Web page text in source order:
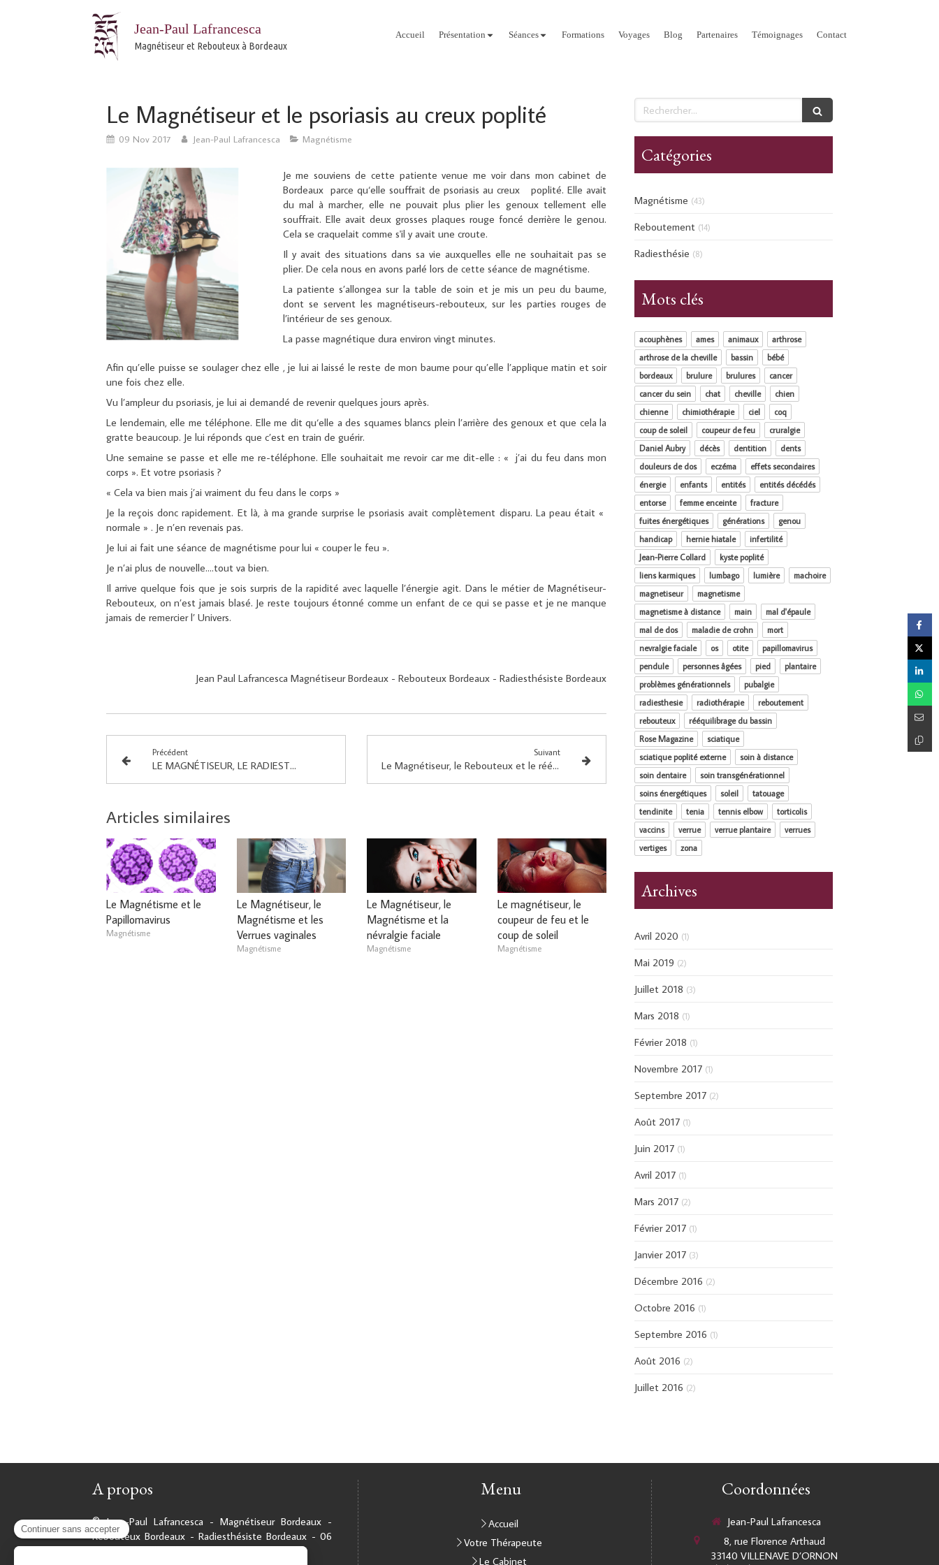
Accueil Présentation Séances Formations Voyages Blog Partenaires Témoignages Contact
Jean-Paul Lafrancesca
Magnétiseur et Rebouteux à Bordeaux
Le Magnétiseur et le psoriasis au creux poplité
09 Nov 2017 Jean-Paul Lafrancesca Magnétisme
Je me souviens de cette patiente venue me voir dans mon cabinet de
Bordeaux parce qu‘elle souffrait de psoriasis au creux poplité. Elle avait
du mal à marcher, elle ne pouvait plus plier les genoux tellement elle
souffrait. Elle avait deux grosses plaques rouge foncé derrière le genou.
Cela se craquelait comme s'il y avait une croute.
Il y avait des situations dans sa vie auxquelles elle ne souhaitait pas se
plier. De cela nous en avons parlé lors de cette séance de magnétisme.
La patiente s’allongea sur la table de soin et je mis un peu du baume,
dont se servent les magnétiseurs-rebouteux, sur les parties rouges de
l’intérieur de ses genoux.
La passe magnétique dura environ vingt minutes.
Afin qu’elle puisse se soulager chez elle , je lui ai laissé le reste de mon baume pour qu’elle l’applique matin et soir
une fois chez elle.
Vu l’ampleur du psoriasis, je lui ai demandé de revenir quelques jours après.
Le lendemain, elle me téléphone. Elle me dit qu‘elle a des squames blancs plein l’arrière des genoux et que cela la
gratte beaucoup. Je lui réponds que c’est en train de guérir.
Une semaine se passe et elle me re-téléphone. Elle souhaitait me revoir car me dit-elle : « j’ai du feu dans mon
corps ». Et votre psoriasis ?
« Cela va bien mais j’ai vraiment du feu dans le corps »
Je la reçois donc rapidement. Et là, à ma grande surprise le psoriasis avait complètement disparu. La peau était «
normale » . Je n’en revenais pas.
Je lui ai fait une séance de magnétisme pour lui « couper le feu ».
Je n’ai plus de nouvelle….tout va bien.
Il arrive quelque fois que je sois surpris de la rapidité avec laquelle l’énergie agit. Dans le métier de Magnétiseur-
Rebouteux, on n’est jamais blasé. Je reste toujours étonné comme un enfant de ce qui se passe et je ne manque
jamais de remercier l’ Univers.
Jean Paul Lafrancesca Magnétiseur Bordeaux - Rebouteux Bordeaux - Radiesthésiste Bordeaux
Précédent
LE MAGNÉTISEUR, LE RADIESTHÉSISTE ET LES ENTITÉS ( SUITE )
Suivant
Le Magnétiseur, le Rebouteux et le rééquilibrage du bassin
Articles similaires
Le Magnétisme et le
Papillomavirus
Magnétisme
Le Magnétiseur, le
Magnétisme et les
Verrues vaginales
Magnétisme
Le Magnétiseur, le
Magnétisme et la
névralgie faciale
Magnétisme
Le magnétiseur, le
coupeur de feu et le
coup de soleil
Magnétisme
Rechercher
Catégories
Magnétisme (43)
Reboutement (14)
Radiesthésie (8)
Mots clés
acouphènes ames animaux
arthrose
arthrose de la cheville
bassin
bébé
bordeaux
brulure brulures
cancer
cancer du sein
chat cheville
chien
chienne
chimiothérapie ciel
coq
coup de soleil
coupeur de feu
cruralgie
Daniel Aubry
décès dentition
dents
douleurs de dos
eczéma
effets secondaires
énergie
enfants entités
entités décédés
entorse
femme enceinte
fracture
fuites énergétiques
générations
genou
handicap
hernie hiatale
infertilité
Jean-Pierre Collard
kyste poplité
liens karmiques
lumbago lumière
machoire
magnetiseur
magnetisme
magnetisme à distance
main
mal d'épaule
mal de dos
maladie de crohn
mort
nevralgie faciale
os otite
papillomavirus
pendule
personnes âgées pied
plantaire
problèmes générationnels
pubalgie
radiesthesie
radiothérapie
reboutement
rebouteux
rééquilibrage du bassin
Rose Magazine
sciatique
sciatique poplité externe
soin à distance
soin dentaire
soin transgénérationnel
soins énergétiques
soleil
tatouage
tendinite
tenia tennis elbow
torticolis
vaccins
verrue verrue plantaire
verrues
vertiges
zona
Archives
Avril 2020 (1)
Mai 2019 (2)
Juillet 2018 (3)
Mars 2018 (1)
Février 2018 (1)
Novembre 2017 (1)
Septembre 2017 (2)
Août 2017 (1)
Juin 2017 (1)
Avril 2017 (1)
Mars 2017 (2)
Février 2017 (1)
Janvier 2017 (3)
Décembre 2016 (2)
Octobre 2016 (1)
Septembre 2016 (1)
Août 2016 (2)
Juillet 2016 (2)
A propos
© Jean-Paul Lafrancesca - Magnétiseur Bordeaux -
Rebouteux Bordeaux - Radiesthésiste Bordeaux - 06
10 14 59 43
Menu
Accueil
Votre Thérapeute
Le Cabinet
Coordonnées
Jean-Paul Lafrancesca
8, rue Florence Arthaud
33140 VILLENAVE D’ORNON